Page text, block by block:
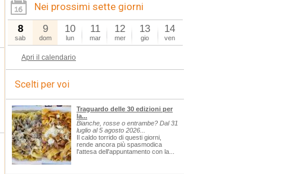
Nei prossimi sette giorni
8
sab
9
dom
10
lun
11
mar
12
mer
13
gio
14
ven
Apri il calendario
Scelti per voi
Traguardo delle 30 edizioni per
la...
Bianche, rosse o entrambe? Dal 31
luglio al 5 agosto 2026...
Il caldo torrido di questi giorni,
rende ancora più spasmodica
l'attesa dell'appuntamento con la...